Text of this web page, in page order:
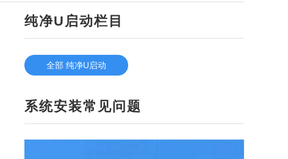
纯净U启动栏目
全部 纯净U启动
系统安装常见问题